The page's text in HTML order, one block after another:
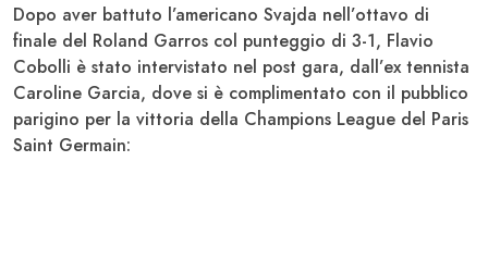
Dopo aver battuto l’americano Svajda nell’ottavo di
finale del Roland Garros col punteggio di 3-1, Flavio
Cobolli è stato intervistato nel post gara, dall’ex tennista
Caroline Garcia, dove si è complimentato con il pubblico
parigino per la vittoria della Champions League del Paris
Saint Germain: